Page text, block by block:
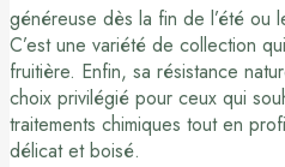
généreuse dès la fin de l’été ou
C’est une variété de collection
fruitière. Enfin, sa résistance
choix privilégié pour ceux qui
traitements chimiques tout en
délicat et boisé.